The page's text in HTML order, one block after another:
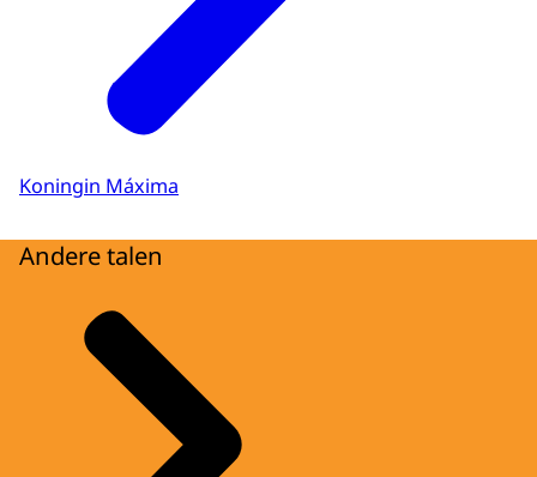
Koningin Máxima
Andere talen